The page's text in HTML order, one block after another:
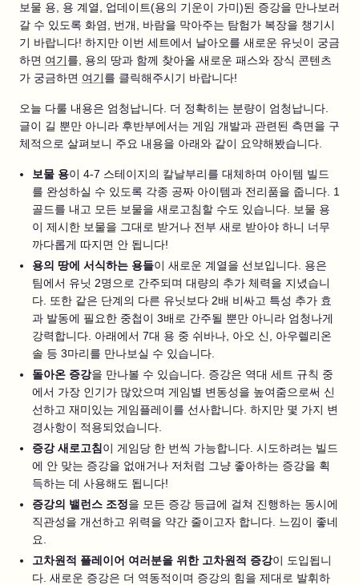
보물 용, 용 계열, 업데이트(용의 기운이 가미)된 증강을 만나보러
갈 수 있도록 화염, 번개, 바람을 막아주는 탐험가 복장을 챙기시
기 바랍니다! 하지만 이번 세트에서 날아오를 새로운 유닛이 궁금
하면 여기를, 용의 땅과 함께 찾아올 새로운 패스와 장식 콘텐츠
가 궁금하면 여기를 클릭해주시기 바랍니다!
오늘 다룰 내용은 엄청납니다. 더 정확히는 분량이 엄청납니다.
글이 길 뿐만 아니라 후반부에서는 게임 개발과 관련된 측면을 구
체적으로 살펴보니 주요 내용을 아래와 같이 요약해봤습니다.
보물 용이 4-7 스테이지의 칼날부리를 대체하며 아이템 빌드
를 완성하실 수 있도록 각종 공짜 아이템과 전리품을 줍니다. 1
골드를 내고 모든 보물을 새로고침할 수도 있습니다. 보물 용
이 제시한 보물을 그대로 받거나 전부 새로 받아야 하니 너무
까다롭게 따지면 안 됩니다!
용의 땅에 서식하는 용들이 새로운 계열을 선보입니다. 용은
팀에서 유닛 2명으로 간주되며 대량의 추가 체력을 지녔습니
다. 또한 같은 단계의 다른 유닛보다 2배 비싸고 특성 추가 효
과 발동에 필요한 중첩이 3배로 간주될 뿐만 아니라 엄청나게
강력합니다. 아래에서 7대 용 중 쉬바나, 아오 신, 아우렐리온
솔 등 3마리를 만나보실 수 있습니다.
돌아온 증강을 만나볼 수 있습니다. 증강은 역대 세트 규칙 중
에서 가장 인기가 많았으며 게임별 변동성을 높여줌으로써 신
선하고 재미있는 게임플레이를 선사합니다. 하지만 몇 가지 변
경사항이 적용되었습니다.
증강 새로고침이 게임당 한 번씩 가능합니다. 시도하려는 빌드
에 안 맞는 증강을 없애거나 저처럼 그냥 좋아하는 증강을 획
득하는 데 사용해도 됩니다!
증강의 밸런스 조정을 모든 증강 등급에 걸쳐 진행하는 동시에
직관성을 개선하고 위력을 약간 줄이고자 합니다. 느낌이 좋네
요.
고차원적 플레이어 여러분을 위한 고차원적 증강이 도입됩니
다. 새로운 증강은 더 역동적이며 증강의 힘을 제대로 발휘하